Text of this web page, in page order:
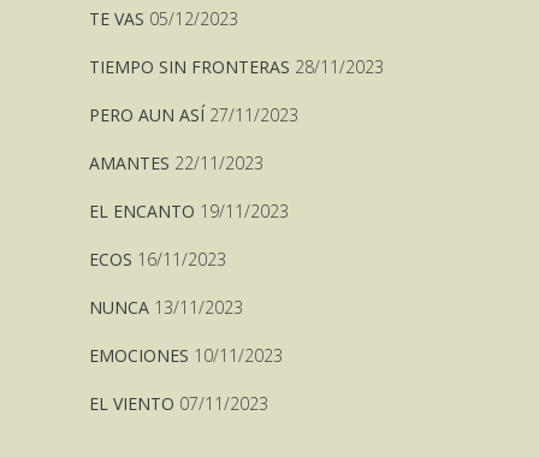
TE VAS 05/12/2023
TIEMPO SIN FRONTERAS 28/11/2023
PERO AUN ASÍ 27/11/2023
AMANTES 22/11/2023
EL ENCANTO 19/11/2023
ECOS 16/11/2023
NUNCA 13/11/2023
EMOCIONES 10/11/2023
EL VIENTO 07/11/2023